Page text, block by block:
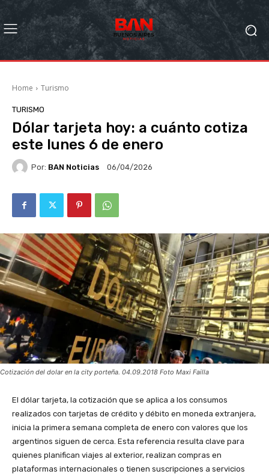
Home Turismo
TURISMO
Dólar tarjeta hoy: a cuánto cotiza
este lunes 6 de enero
Por: BAN Noticias 06/04/2026
Cotización del dolar en la city porteña. 04.09.2018 Foto Maxi Failla
El dólar tarjeta, la cotización que se aplica a los consumos
realizados con tarjetas de crédito y débito en moneda extranjera,
inicia la primera semana completa de enero con valores que los
argentinos siguen de cerca. Esta referencia resulta clave para
quienes planifican viajes al exterior, realizan compras en
plataformas internacionales o tienen suscripciones a servicios